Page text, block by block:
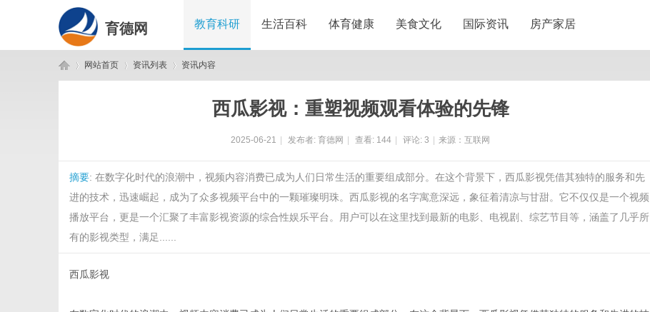
育德网 教育科研 生活百科 体育健康 美食文化 国际资讯 房产家居
网站首页 资讯列表 资讯内容
西瓜影视：重塑视频观看体验的先锋
2025-06-21 发布者: 育德网 查看: 144 评论: 3 来源：互联网
摘要: 在数字化时代的浪潮中，视频内容消费已成为人们日常生活的重要组成部分。在这个背景下，西瓜影视凭借其独特的服务和先
进的技术，迅速崛起，成为了众多视频平台中的一颗璀璨明珠。西瓜影视的名字寓意深远，象征着清凉与甘甜。它不仅仅是一个视频
播放平台，更是一个汇聚了丰富影视资源的综合性娱乐平台。用户可以在这里找到最新的电影、电视剧、综艺节目等，涵盖了几乎所
有的影视类型，满足......
西瓜影视